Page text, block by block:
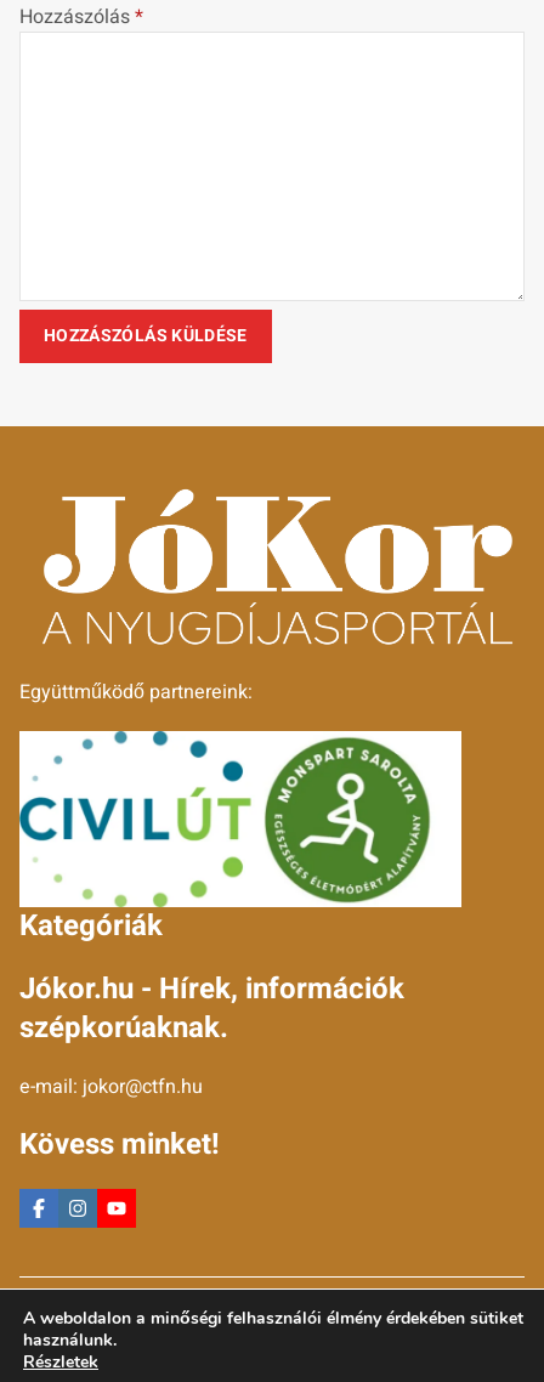
Hozzászólás*
Együttműködő partnereink:
Kategóriák
Jókor.hu - Hírek, információk
szépkorúaknak.
e-mail: jokor@ctfn.hu
Kövess minket!
Copyright © 2024 jokor.hu. Minden jog fenntartva.
A weboldalon a minőségi felhasználói élmény érdekében sütiket
használunk.
Részletek